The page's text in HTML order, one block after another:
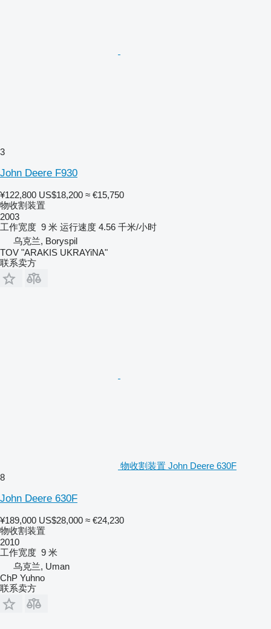
3
John Deere F930
¥122,800 US$18,200 ≈ €15,750
物收割装置
2003
工作宽度 9 米 运行速度 4.56 千米/小时
乌克兰, Boryspil
TOV "ARAKIS UKRAYiNA"
联系卖方
物收割装置 John Deere 630F
8
John Deere 630F
¥189,000 US$28,000 ≈ €24,230
物收割装置
2010
工作宽度 9 米
乌克兰, Uman
ChP Yuhno
联系卖方